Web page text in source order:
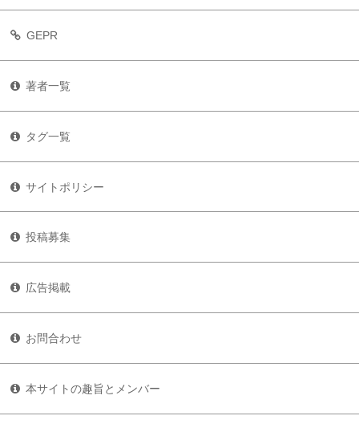
GEPR
著者一覧
タグ一覧
サイトポリシー
投稿募集
広告掲載
お問合わせ
本サイトの趣旨とメンバー